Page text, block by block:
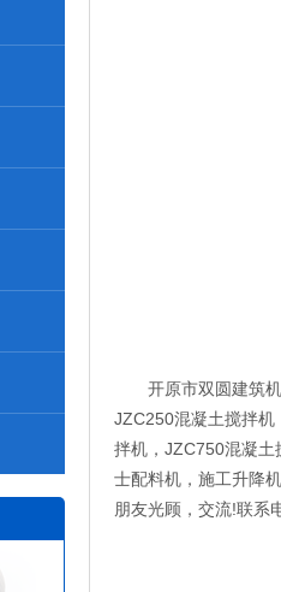
开原市双圆建筑
JZC250混凝土搅拌
拌机，JZC750混凝土
士配料机，施工升降
朋友光顾，交流!联系